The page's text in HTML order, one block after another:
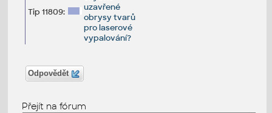
Tip 11809:
uzavřené
obrysy tvarů
pro laserové
vypalování?
Odpovědět
Přejít na fórum